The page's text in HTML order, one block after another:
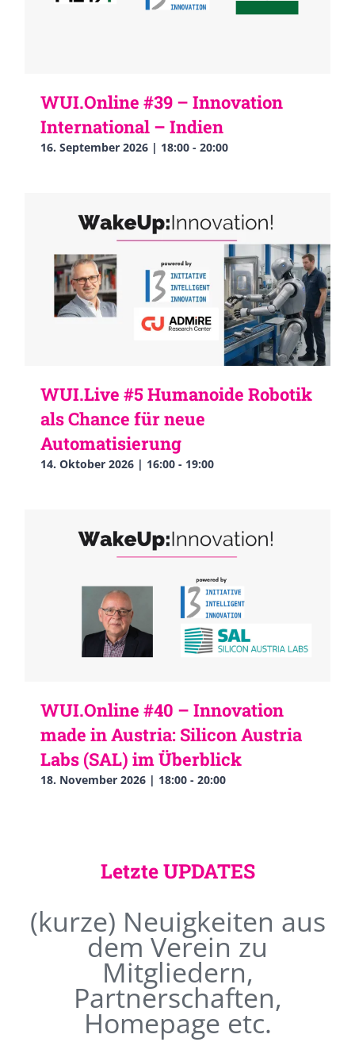
WUI.Online #39 – Innovation
International – Indien
16. September 2026 | 18:00 - 20:00
WUI.Live #5 Humanoide Robotik
als Chance für neue
Automatisierung
14. Oktober 2026 | 16:00 - 19:00
WUI.Online #40 – Innovation
made in Austria: Silicon Austria
Labs (SAL) im Überblick
18. November 2026 | 18:00 - 20:00
Letzte UPDATES
(kurze) Neuigkeiten aus
dem Verein zu
Mitgliedern,
Partnerschaften,
Homepage etc.